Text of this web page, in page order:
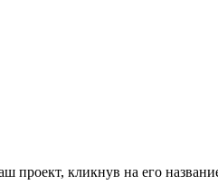
проект, кликнув на его